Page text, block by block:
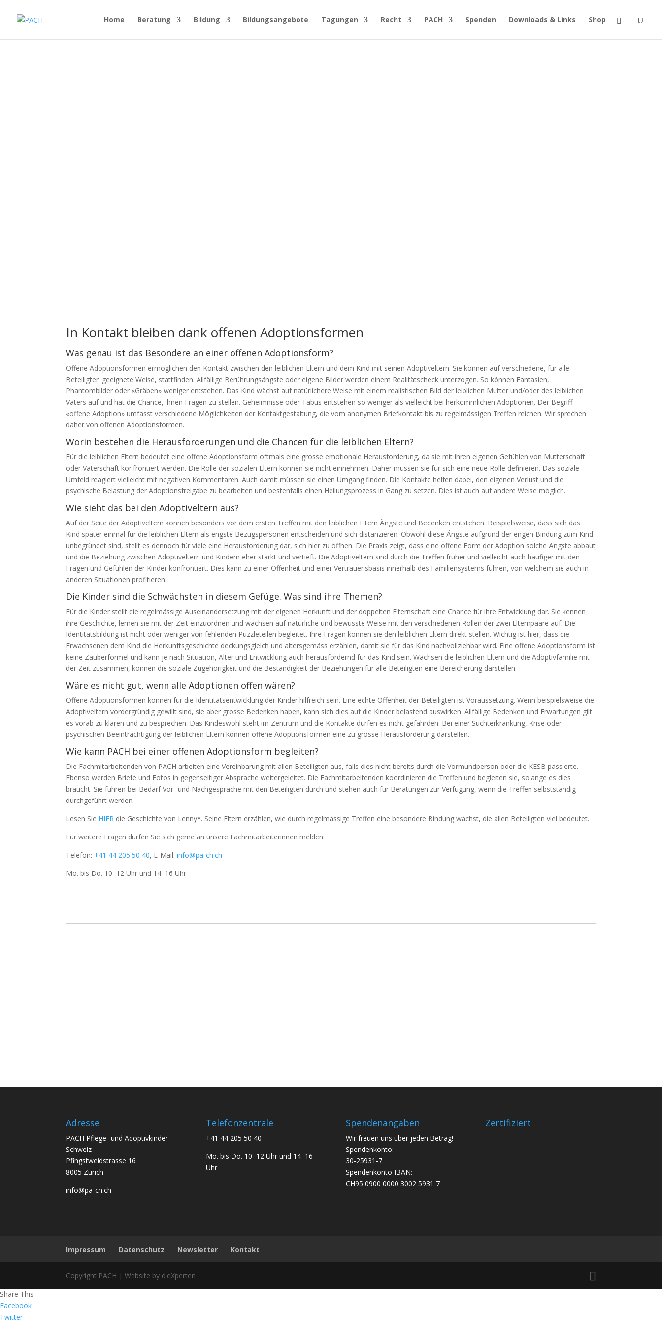
Home Beratung Bildung Bildungsangebote Tagungen Recht PACH Spenden Downloads & Links Shop
In Kontakt bleiben dank offenen Adoptionsformen
Was genau ist das Besondere an einer offenen Adoptionsform?
Offene Adoptionsformen ermöglichen den Kontakt zwischen den leiblichen Eltern und dem Kind mit seinen Adoptiveltern. Sie können auf verschiedene, für alle
Beteiligten geeignete Weise, stattfinden. Allfällige Berührungsängste oder eigene Bilder werden einem Realitätscheck unterzogen. So können Fantasien,
Phantombilder oder «Gräben» weniger entstehen. Das Kind wächst auf natürlichere Weise mit einem realistischen Bild der leiblichen Mutter und/oder des leiblichen
Vaters auf und hat die Chance, ihnen Fragen zu stellen. Geheimnisse oder Tabus entstehen so weniger als vielleicht bei herkömmlichen Adoptionen. Der Begriff
«offene Adoption» umfasst verschiedene Möglichkeiten der Kontaktgestaltung, die vom anonymen Briefkontakt bis zu regelmässigen Treffen reichen. Wir sprechen
daher von offenen Adoptionsformen.
Worin bestehen die Herausforderungen und die Chancen für die leiblichen Eltern?
Für die leiblichen Eltern bedeutet eine offene Adoptionsform oftmals eine grosse emotionale Herausforderung, da sie mit ihren eigenen Gefühlen von Mutterschaft
oder Vaterschaft konfrontiert werden. Die Rolle der sozialen Eltern können sie nicht einnehmen. Daher müssen sie für sich eine neue Rolle definieren. Das soziale
Umfeld reagiert vielleicht mit negativen Kommentaren. Auch damit müssen sie einen Umgang finden. Die Kontakte helfen dabei, den eigenen Verlust und die
psychische Belastung der Adoptionsfreigabe zu bearbeiten und bestenfalls einen Heilungsprozess in Gang zu setzen. Dies ist auch auf andere Weise möglich.
Wie sieht das bei den Adoptiveltern aus?
Auf der Seite der Adoptiveltern können besonders vor dem ersten Treffen mit den leiblichen Eltern Ängste und Bedenken entstehen. Beispielsweise, dass sich das
Kind später einmal für die leiblichen Eltern als engste Bezugspersonen entscheiden und sich distanzieren. Obwohl diese Ängste aufgrund der engen Bindung zum Kind
unbegründet sind, stellt es dennoch für viele eine Herausforderung dar, sich hier zu öffnen. Die Praxis zeigt, dass eine offene Form der Adoption solche Ängste abbaut
und die Beziehung zwischen Adoptiveltern und Kindern eher stärkt und vertieft. Die Adoptiveltern sind durch die Treffen früher und vielleicht auch häufiger mit den
Fragen und Gefühlen der Kinder konfrontiert. Dies kann zu einer Offenheit und einer Vertrauensbasis innerhalb des Familiensystems führen, von welchem sie auch in
anderen Situationen profitieren.
Die Kinder sind die Schwächsten in diesem Gefüge. Was sind ihre Themen?
Für die Kinder stellt die regelmässige Auseinandersetzung mit der eigenen Herkunft und der doppelten Elternschaft eine Chance für ihre Entwicklung dar. Sie kennen
ihre Geschichte, lernen sie mit der Zeit einzuordnen und wachsen auf natürliche und bewusste Weise mit den verschiedenen Rollen der zwei Elternpaare auf. Die
Identitätsbildung ist nicht oder weniger von fehlenden Puzzleteilen begleitet. Ihre Fragen können sie den leiblichen Eltern direkt stellen. Wichtig ist hier, dass die
Erwachsenen dem Kind die Herkunftsgeschichte deckungsgleich und altersgemäss erzählen, damit sie für das Kind nachvollziehbar wird. Eine offene Adoptionsform ist
keine Zauberformel und kann je nach Situation, Alter und Entwicklung auch herausfordernd für das Kind sein. Wachsen die leiblichen Eltern und die Adoptivfamilie mit
der Zeit zusammen, können die soziale Zugehörigkeit und die Beständigkeit der Beziehungen für alle Beteiligten eine Bereicherung darstellen.
Wäre es nicht gut, wenn alle Adoptionen offen wären?
Offene Adoptionsformen können für die Identitätsentwicklung der Kinder hilfreich sein. Eine echte Offenheit der Beteiligten ist Voraussetzung. Wenn beispielsweise die
Adoptiveltern vordergründig gewillt sind, sie aber grosse Bedenken haben, kann sich dies auf die Kinder belastend auswirken. Allfällige Bedenken und Erwartungen gilt
es vorab zu klären und zu besprechen. Das Kindeswohl steht im Zentrum und die Kontakte dürfen es nicht gefährden. Bei einer Suchterkrankung, Krise oder
psychischen Beeinträchtigung der leiblichen Eltern können offene Adoptionsformen eine zu grosse Herausforderung darstellen.
Wie kann PACH bei einer offenen Adoptionsform begleiten?
Die Fachmitarbeitenden von PACH arbeiten eine Vereinbarung mit allen Beteiligten aus, falls dies nicht bereits durch die Vormundperson oder die KESB passierte.
Ebenso werden Briefe und Fotos in gegenseitiger Absprache weitergeleitet. Die Fachmitarbeitenden koordinieren die Treffen und begleiten sie, solange es dies
braucht. Sie führen bei Bedarf Vor- und Nachgespräche mit den Beteiligten durch und stehen auch für Beratungen zur Verfügung, wenn die Treffen selbstständig
durchgeführt werden.
Lesen Sie HIER die Geschichte von Lenny*. Seine Eltern erzählen, wie durch regelmässige Treffen eine besondere Bindung wächst, die allen Beteiligten viel bedeutet.
Für weitere Fragen dürfen Sie sich gerne an unsere Fachmitarbeiterinnen melden:
Telefon: +41 44 205 50 40, E-Mail:info@pa-ch.ch
Mo. bis Do. 10–12 Uhr und 14–16 Uhr
Adresse
PACH Pflege- und Adoptivkinder
Schweiz
Pfingstweidstrasse 16
8005 Zürich
info@pa-ch.ch
Telefonzentrale
+41 44 205 50 40
Mo. bis Do. 10–12 Uhr und 14–16
Uhr
Spendenangaben
Wir freuen uns über jeden Betrag!
Spendenkonto:
30-25931-7
Spendenkonto IBAN:
CH95 0900 0000 3002 5931 7
Zertifiziert
Impressum Datenschutz Newsletter Kontakt
Copyright PACH | Website by dieXperten
Share This
Facebook
Twitter